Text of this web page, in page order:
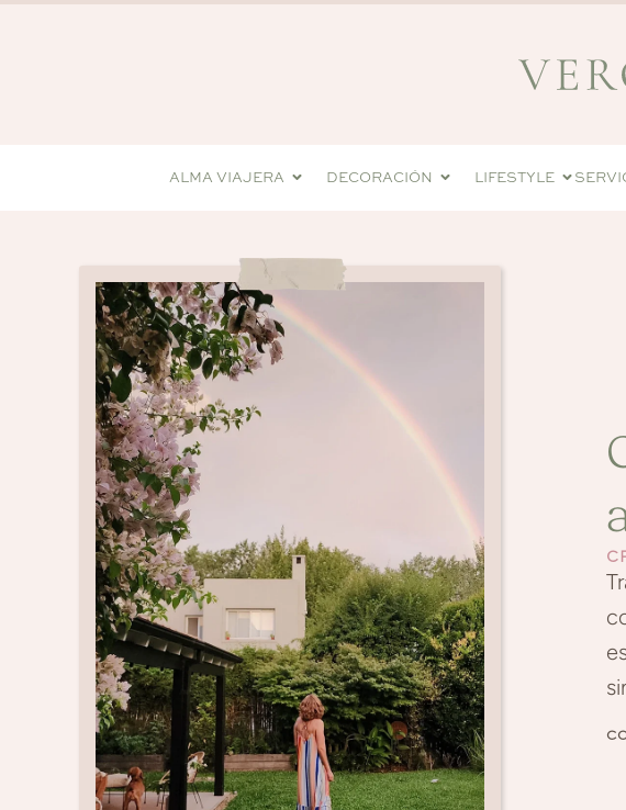
ALMA VIAJERA DECORACIÓN LIFESTYLE